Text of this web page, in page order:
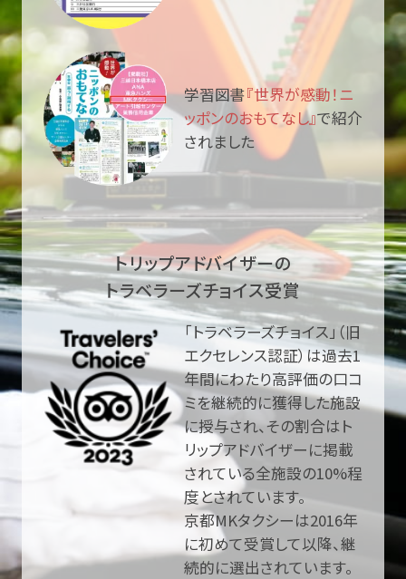
学習図書『世界が感動！ニ
ッポンのおもてなし』で紹介
されました
トリップアドバイザーの
トラベラーズチョイス受賞
「トラベラーズチョイス」（旧
エクセレンス認証）は過去1
年間にわたり高評価の口コ
ミを継続的に獲得した施設
に授与され、その割合はト
リップアドバイザーに掲載
されている全施設の10%程
度とされています。
京都MKタクシーは2016年
に初めて受賞して以降、継
続的に選出されています。